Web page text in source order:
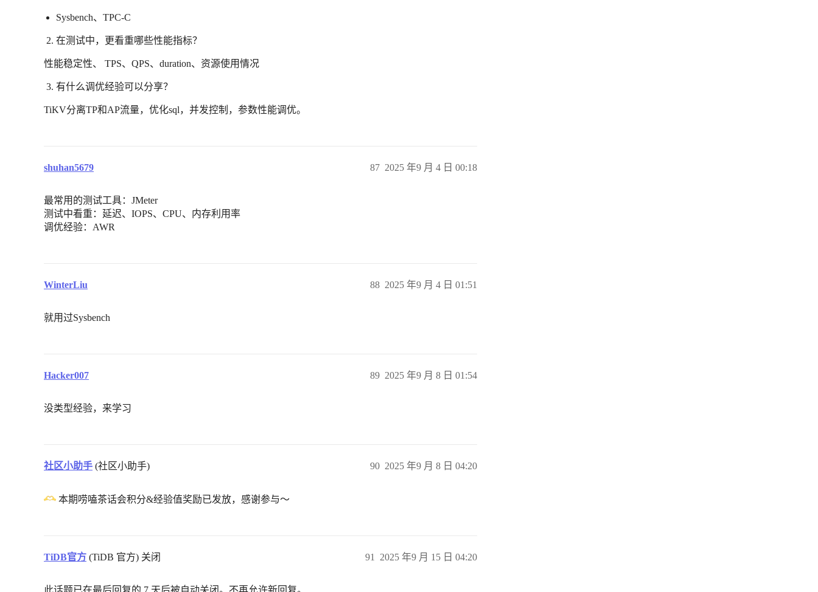
Sysbench、TPC-C
在测试中，更看重哪些性能指标？
性能稳定性、 TPS、QPS、duration、资源使用情况
有什么调优经验可以分享？
TiKV分离TP和AP流量，优化sql，并发控制，参数性能调优。
shuhan5679 2025 年9 月 4 日 00:18
87
最常用的测试工具：JMeter
测试中看重：延迟、IOPS、CPU、内存利用率
调优经验：AWR
WinterLiu 2025 年9 月 4 日 01:51
88
就用过Sysbench
Hacker007 2025 年9 月 8 日 01:54
89
没类型经验，来学习
社区小助手 (社区小助手) 2025 年9 月 8 日 04:20
90
本期唠嗑茶话会积分&经验值奖励已发放，感谢参与～
TiDB官方 (TiDB 官方) 关闭 2025 年9 月 15 日 04:20
91
此话题已在最后回复的 7 天后被自动关闭。不再允许新回复。